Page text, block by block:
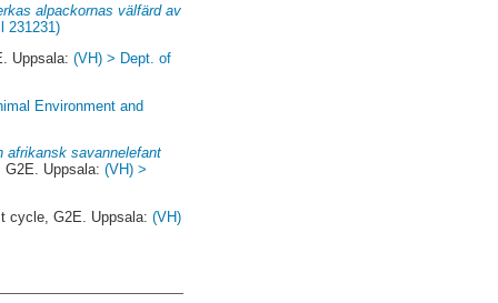
alpackornas välfärd av
231231)
Uppsala:(VH) > Dept. of
Environment and
afrikansk savannelefant
Uppsala:(VH) >
cycle, G2E. Uppsala:(VH)